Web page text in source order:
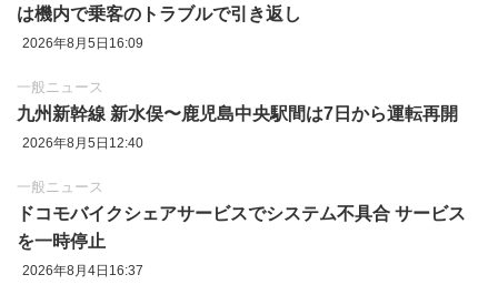
は機内で乗客のトラブルで引き返し
2026年8月5日16:09
一般ニュース
九州新幹線 新水俣〜鹿児島中央駅間は7日から運転再開
2026年8月5日12:40
一般ニュース
ドコモバイクシェアサービスでシステム不具合 サービス
を一時停止
2026年8月4日16:37